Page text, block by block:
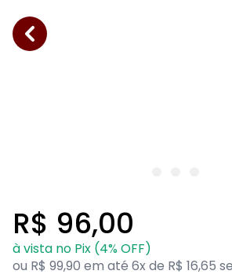
R$ 96,00
à vista no Pix (4% OFF)
ou R$ 99,90 em até 6x de R$ 16,65